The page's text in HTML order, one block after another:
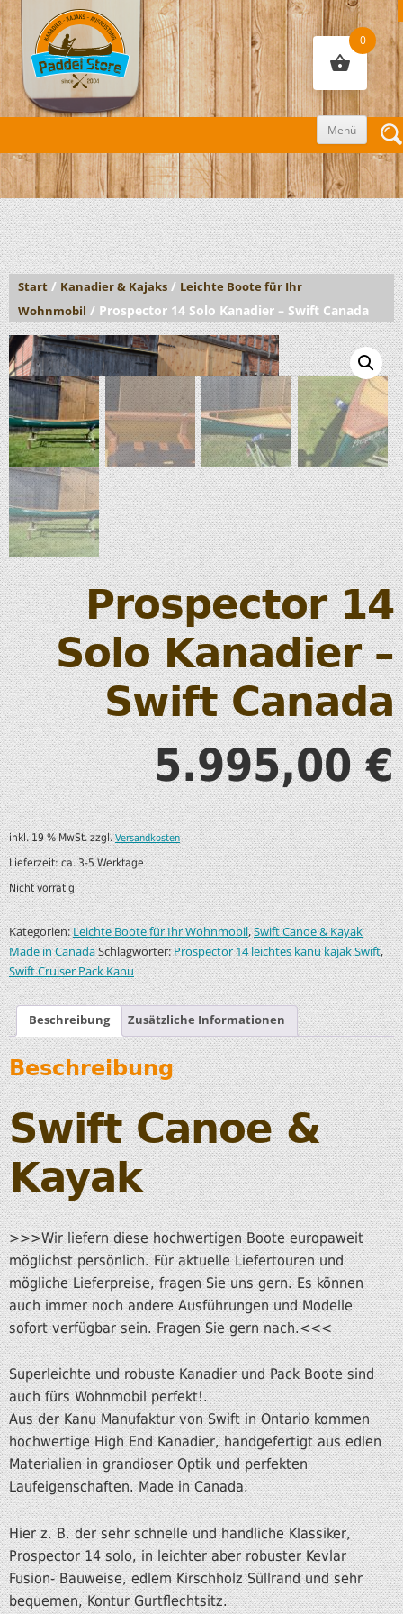
Menü
Zum
Inhalt
Start / Kanadier & Kajaks / Leichte Boote für Ihr
Wohnmobil / Prospector 14 Solo Kanadier – Swift Canada
Prospector 14
Solo Kanadier –
Swift Canada
5.995,00€
inkl. 19 % MwSt. zzgl.Versandkosten
Lieferzeit:ca. 3-5 Werktage
Nicht vorrätig
Kategorien:Leichte Boote für Ihr Wohnmobil,Swift Canoe & Kayak
Made in CanadaSchlagwörter:Prospector 14 leichtes kanu kajak Swift,
Swift Cruiser Pack Kanu
Beschreibung Zusätzliche Informationen
Beschreibung
Swift Canoe &
Kayak
>>>Wir liefern diese hochwertigen Boote europaweit
möglichst persönlich. Für aktuelle Liefertouren und
mögliche Lieferpreise, fragen Sie uns gern. Es können
auch immer noch andere Ausführungen und Modelle
sofort verfügbar sein. Fragen Sie gern nach.<<<
Superleichte und robuste Kanadier und Pack Boote sind
auch fürs Wohnmobil perfekt!.
Aus der Kanu Manufaktur von Swift in Ontario kommen
hochwertige High End Kanadier, handgefertigt aus edlen
Materialien in grandioser Optik und perfekten
Laufeigenschaften. Made in Canada.
Hier z. B. der sehr schnelle und handliche Klassiker,
Prospector 14 solo, in leichter aber robuster Kevlar
Fusion- Bauweise, edlem Kirschholz Süllrand und sehr
bequemen, Kontur Gurtflechtsitz.
0